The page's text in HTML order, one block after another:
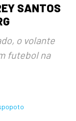
SANTOS
o volante
futebol na